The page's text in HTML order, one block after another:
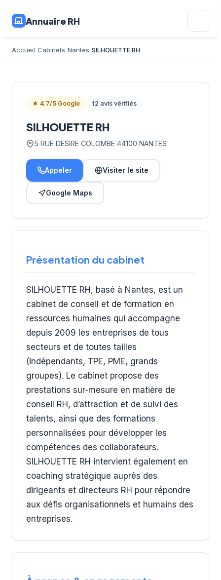
Annuaire RH
Accueil Cabinets Nantes SILHOUETTE RH
★ 4.7/5 Google 12 avis vérifiés
SILHOUETTE RH
5 RUE DESIRE COLOMBE 44100 NANTES
Appeler Visiter le site
Google Maps
Présentation du cabinet
SILHOUETTE RH, basé à Nantes, est un
cabinet de conseil et de formation en
ressources humaines qui accompagne
depuis 2009 les entreprises de tous
secteurs et de toutes tailles
(indépendants, TPE, PME, grands
groupes). Le cabinet propose des
prestations sur-mesure en matière de
conseil RH, d’attraction et de suivi des
talents, ainsi que des formations
personnalisées pour développer les
compétences des collaborateurs.
SILHOUETTE RH intervient également en
coaching stratégique auprès des
dirigeants et directeurs RH pour répondre
aux défis organisationnels et humains des
entreprises.